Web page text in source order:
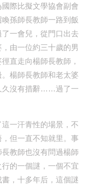
際比擬文學協會副會
孫師長教師一路到飯
一會兒，從門口出去
由一位約三十歲的男
直走向楊師長教師，
楊師長教師和老太婆
久沒有措辭……過了一
一汗青性的場景，不
但一直不知就里。事
教師也沒有問過楊師
的一個謎，一個不宜
，十多年后，這個謎